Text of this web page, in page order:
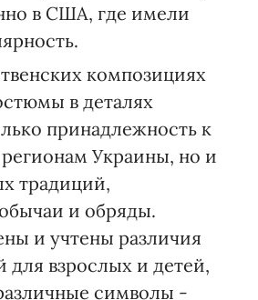
в США, где имели
композициях
в деталях
принадлежность к
Украины, но и
традиций,
и обряды.
и учтены различия
взрослых и детей,
символы -